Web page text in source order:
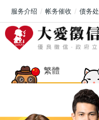
繁體
服务介绍 帐务催收 债务